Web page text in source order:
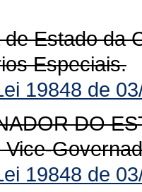
Estado da
Especiais.
19848 de
DO
19848 de